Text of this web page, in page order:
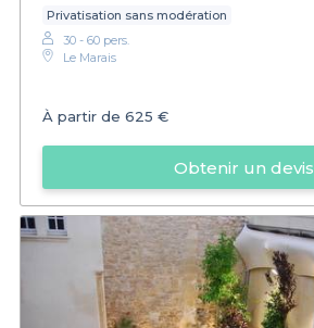
Privatisation sans modération
30 - 60 pers.
Le Marais
À partir de 625 €
Obtenir un devis